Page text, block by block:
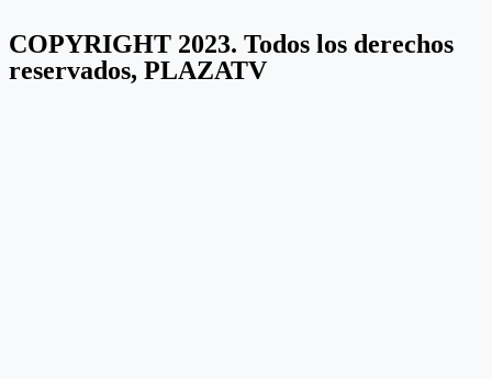
COPYRIGHT 2023. Todos los derechos
reservados, PLAZATV